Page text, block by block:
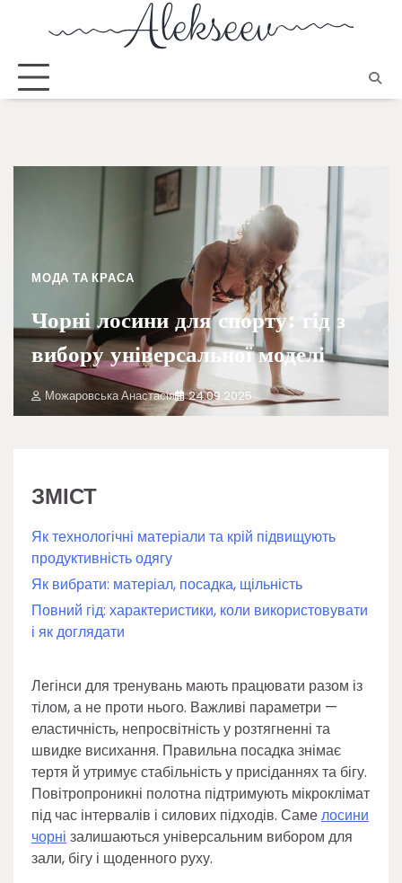
МОДА ТА КРАСА
Чорні лосини для спорту: гід з
вибору універсальної моделі
Можаровська Анастасія 24.09.2025
ЗМІСТ
Як технологічні матеріали та крій підвищують
продуктивність одягу
Як вибрати: матеріал, посадка, щільність
Повний гід: характеристики, коли використовувати
і як доглядати
Легінси для тренувань мають працювати разом із
тілом, а не проти нього. Важливі параметри —
еластичність, непросвітність у розтягненні та
швидке висихання. Правильна посадка знімає
тертя й утримує стабільність у присіданнях та бігу.
Повітропроникні полотна підтримують мікроклімат
під час інтервалів і силових підходів. Самелосини
чорні залишаються універсальним вибором для
зали, бігу і щоденного руху.